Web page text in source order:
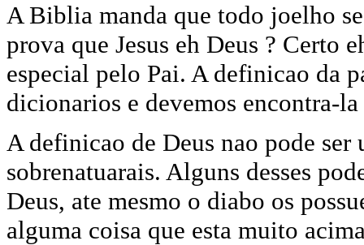
A Biblia manda que todo joelho
prova que Jesus eh Deus ? Certo
especial pelo Pai. A definicao da
dicionarios e devemos encontra-
A definicao de Deus nao pode
sobrenatuarais. Alguns desses
Deus, ate mesmo o diabo os
alguma coisa que esta muito